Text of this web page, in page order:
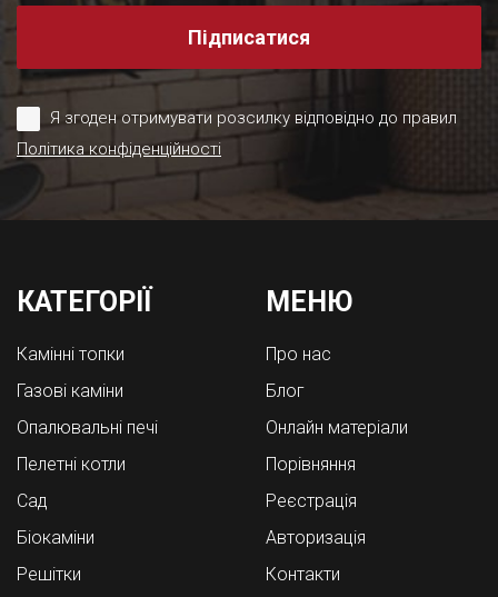
Підписатися
Я згоден отримувати розсилку відповідно до правил
Політика конфіденційності
КАТЕГОРІЇ
Камінні топки
Газові каміни
Опалювальні печі
Пелетні котли
Cад
Біокаміни
Решітки
МЕНЮ
Про нас
Блог
Онлайн матеріали
Порівняння
Реєстрація
Авторизація
Контакти